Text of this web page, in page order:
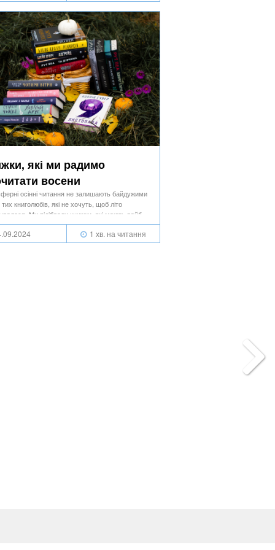
які ми радимо
восени
осінні читання не залишають байдужими
тих книголюбів, які не хочуть, щоб літо
Ми підібрали книжки, які мають вайб
з осінніх місяців.
1 хв. на читання